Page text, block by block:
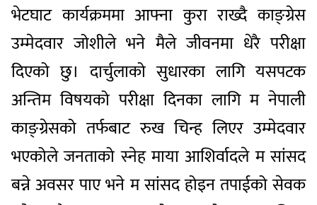
भेटघाट कार्यक्रममा आफ्ना कुरा राख्दै काङ्ग्रेस
उम्मेदवार जोशीले भने मैले जीवनमा धेरै परीक्षा
दिएको छु। दार्चुलाको सुधारका लागि यसपटक
अन्तिम विषयको परीक्षा दिनका लागि म नेपाली
काङ्ग्रेसको तर्फबाट रुख चिन्ह लिएर उम्मेदवार
भएकोले जनताको स्नेह माया आशिर्वादले म सांसद
बन्ने अवसर पाए भने म सांसद होइन तपाईको सेवक